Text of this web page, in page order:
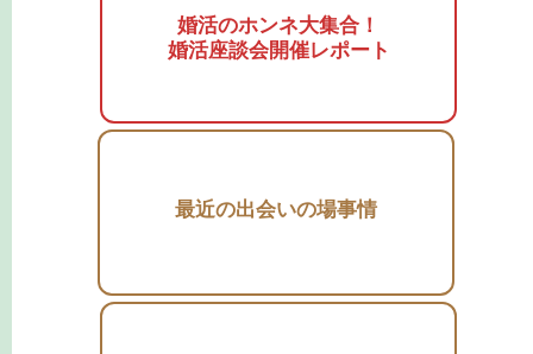
婚活のホンネ大集合！
婚活座談会開催レポート
最近の出会いの場事情